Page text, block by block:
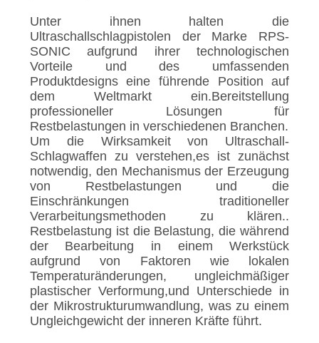
Unter ihnen halten die
Ultraschallschlagpistolen der Marke RPS-
SONIC aufgrund ihrer technologischen
Vorteile und des umfassenden
Produktdesigns eine führende Position auf
dem Weltmarkt ein.Bereitstellung
professioneller Lösungen für
Restbelastungen in verschiedenen Branchen.
Um die Wirksamkeit von Ultraschall-
Schlagwaffen zu verstehen,es ist zunächst
notwendig, den Mechanismus der Erzeugung
von Restbelastungen und die
Einschränkungen traditioneller
Verarbeitungsmethoden zu klären..
Restbelastung ist die Belastung, die während
der Bearbeitung in einem Werkstück
aufgrund von Faktoren wie lokalen
Temperaturänderungen, ungleichmäßiger
plastischer Verformung,und Unterschiede in
der Mikrostrukturumwandlung, was zu einem
Ungleichgewicht der inneren Kräfte führt.